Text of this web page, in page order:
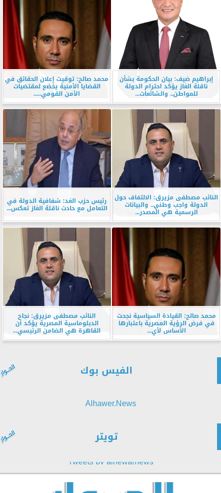
إبراهيم ضيف: بيان الحكومة بشأن
ناقلة الغاز يؤكد احترام الدولة
للمواطن.. والشائعات...
محمد صالح: توقيت إعلان الحقائق في
القضايا الأمنية يخضع لمقتضيات
الأمن القومي.....
النائب مصطفى مزيرق: الالتفاف حول
الدولة واجب وطني.. والبيانات
الرسمية هي المصدر...
رئيس حزب الغد: شفافية الدولة في
التعامل مع حادث ناقلة الغاز تعكس...
محمد صالح: القيادة السياسية نجحت
في فرض الرؤية المصرية باعتبارها
الأساس لأي...
النائب مصطفى مزيرق: نجاح
الدبلوماسية المصرية يؤكد أن
القاهرة هي الضامن الرئيسي...
الفيس بوك
Alhawer.News
تويتر
Tweets by alhewarnews